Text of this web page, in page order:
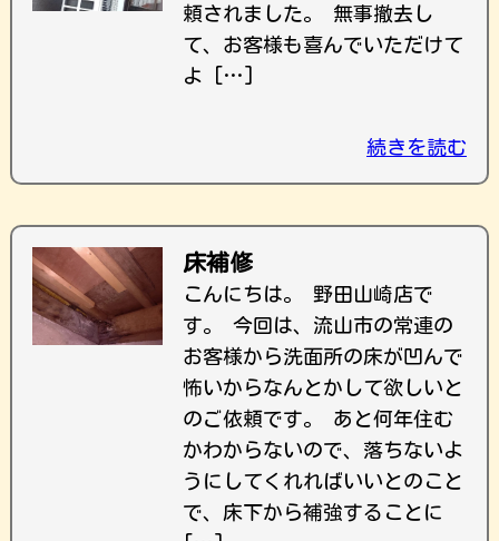
頼されました。 無事撤去し
て、お客様も喜んでいただけて
よ […]
続きを読む
床補修
こんにちは。 野田山崎店で
す。 今回は、流山市の常連の
お客様から洗面所の床が凹んで
怖いからなんとかして欲しいと
のご依頼です。 あと何年住む
かわからないので、落ちないよ
うにしてくれればいいとのこと
で、床下から補強することに